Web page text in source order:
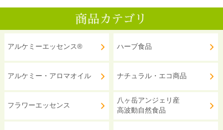
アルケミーエッセンス®
アルケミー・アロマオイル
フラワーエッセンス
ハーブ食品
ナチュラル・エコ商品
八ヶ岳アンジェリ産
高波動自然食品